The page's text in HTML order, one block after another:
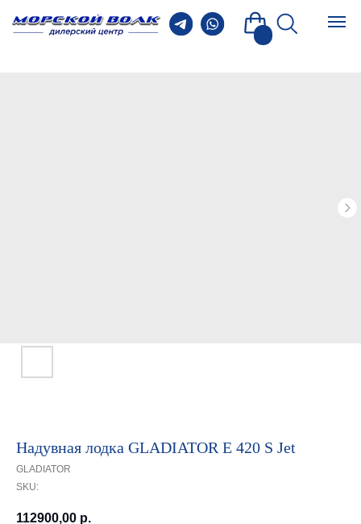
Надувная лодка GLADIATOR E 420 S Jet
GLADIATOR
SKU:
112900,00 р.